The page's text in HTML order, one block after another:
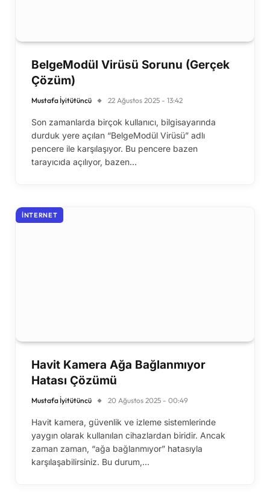
BelgeModül Virüsü Sorunu (Gerçek
Çözüm)
Mustafa İyitütüncü 22 Ağustos 2025 - 13:42
Son zamanlarda birçok kullanıcı, bilgisayarında
durduk yere açılan “BelgeModül Virüsü” adlı
pencere ile karşılaşıyor. Bu pencere bazen
tarayıcıda açılıyor, bazen…
İNTERNET
Havit Kamera Ağa Bağlanmıyor
Hatası Çözümü
Mustafa İyitütüncü 20 Ağustos 2025 - 00:49
Havit kamera, güvenlik ve izleme sistemlerinde
yaygın olarak kullanılan cihazlardan biridir. Ancak
zaman zaman, “ağa bağlanmıyor” hatasıyla
karşılaşabilirsiniz. Bu durum,…